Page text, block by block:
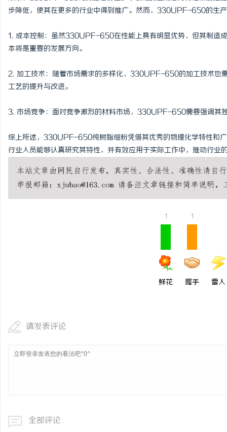
步降低，使其在更多的行业中得到推广。然而，330UPF-650的生
1. 成本控制：虽然330UPF-650在性能上具有明显优势，但其制造
本将是重要的发展方向。
2. 加工技术：随着市场需求的多样化，330UPF-650的加工技术也
工艺的提升与改进。
3. 市场竞争：面对竞争激烈的材料市场，330UPF-650需要强调其
综上所述，330UPF-650纯树脂细粉凭借其优秀的物理化学特性和
行业人员能够认真研究其特性，并有效应用于实际工作中，推动行业
1
鲜花
1
握手 雷人
请发表评论
全部评论